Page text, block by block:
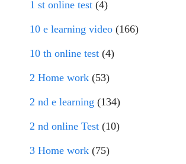
1 st online test (4)
10 e learning video (166)
10 th online test (4)
2 Home work (53)
2 nd e learning (134)
2 nd online Test (10)
3 Home work (75)